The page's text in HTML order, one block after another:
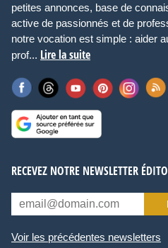
petites annonces, base de
active de passionnés et de
notre vocation est simple : aider
prof... Lire la suite
RECEVEZ NOTRE NEWSLETTER
Voir les précédentes newsletters